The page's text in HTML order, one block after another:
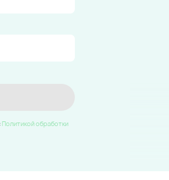
Политикой обработки